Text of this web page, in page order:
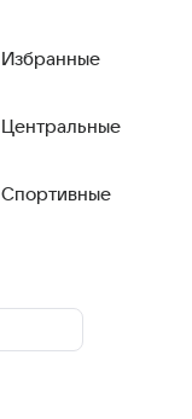
Избранные
Центральные
Спортивные